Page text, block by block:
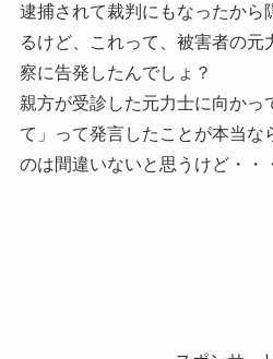
逮捕されて裁判にもなったから
るけど、これって、被害者の元
察に告発したんでしょ？
親方が受診した元力士に向かっ
て」って発言したことが本当な
のは間違いないと思うけど・・